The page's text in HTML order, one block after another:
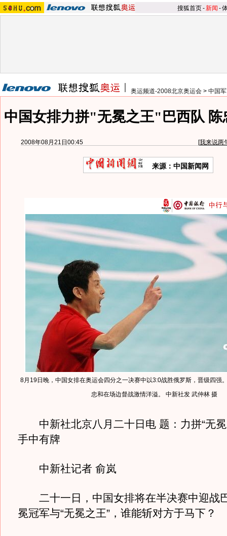
搜狐首页-新闻 -
奥运频道-2008北京奥运会 > 中国
中国女排力拼"无冕之王"巴西队 陈
2008年08月21日00:45 [我来说两
来源：中国新闻网
8月19日晚，中国女排在奥运会四分之一决赛中以3:0战胜俄罗斯，晋级四强
忠和在场边督战激情洋溢。 中新社发 武仲林 摄
中新社北京八月二十日电 题：力拼“无冕
手中有牌
中新社记者 俞岚
二十一日，中国女排将在半决赛中迎战
冕冠军与“无冕之王”，谁能斩对方于马下？